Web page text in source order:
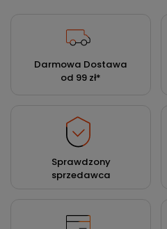
Darmowa Dostawa
od 99 zł*
Sprawdzony
sprzedawca